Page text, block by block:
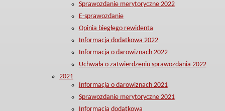
Sprawozdanie merytoryczne 2022
E-sprawozdanie
Opinia biegłego rewidenta
Informacja dodatkowa 2022
Informacja o darowiznach 2022
Uchwała o zatwierdzeniu sprawozdania 2022
2021
Informacja o darowiznach 2021
Sprawozdanie merytoryczne 2021
Informacja dodatkowa